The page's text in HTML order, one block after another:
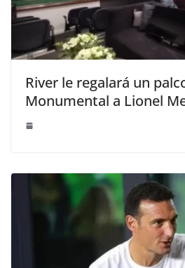
River le regalará un
Monumental a Lionel